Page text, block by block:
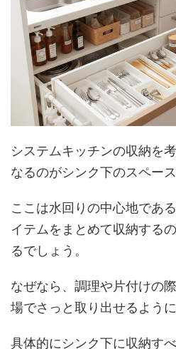
システムキッチンの収納を
なるのがシンク下のスペース
ここは水回りの中心地であ
イテムをまとめて収納する
るでしょう。
なぜなら、調理や片付けの
場でさっと取り出せるよう
具体的にシンク下に収納す